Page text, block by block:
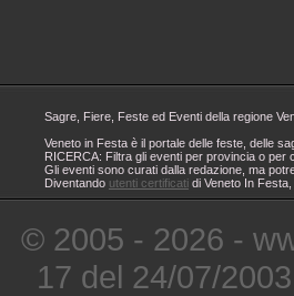
Sagre, Fiere, Feste ed Eventi della regione
Veneto in Festa è il portale delle feste, delle
RICERCA: Filtra gli eventi per provincia o per
Gli eventi sono curati dalla redazione, ma
Diventando utenti certificati di Veneto In
© 2005 - 2026 -
17 del 24/07/